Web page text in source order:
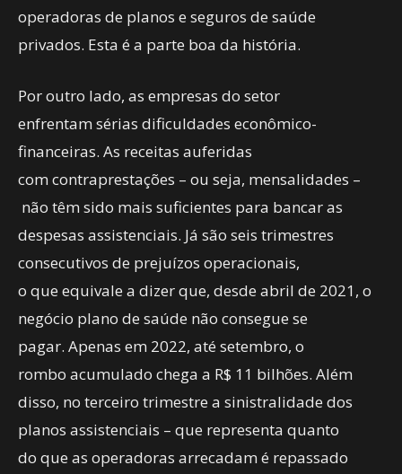
operadoras de planos e seguros de saúde
privados. Esta é a parte boa da história.
Por outro lado, as empresas do setor
enfrentam sérias dificuldades econômico-
financeiras. As receitas auferidas
com contraprestações – ou seja, mensalidades –
não têm sido mais suficientes para bancar as
despesas assistenciais. Já são seis trimestres
consecutivos de prejuízos operacionais,
o que equivale a dizer que, desde abril de 2021, o
negócio plano de saúde não consegue se
pagar. Apenas em 2022, até setembro, o
rombo acumulado chega a R$ 11 bilhões. Além
disso, no terceiro trimestre a sinistralidade dos
planos assistenciais – que representa quanto
do que as operadoras arrecadam é repassado